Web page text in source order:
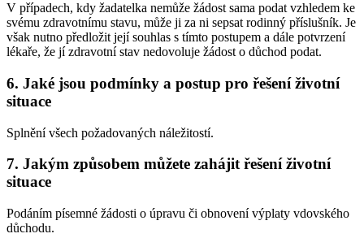
V případech, kdy žadatelka nemůže žádost sama podat vzhledem ke
svému zdravotnímu stavu, může ji za ni sepsat rodinný příslušník. Je
však nutno předložit její souhlas s tímto postupem a dále potvrzení
lékaře, že jí zdravotní stav nedovoluje žádost o důchod podat.
6. Jaké jsou podmínky a postup pro řešení životní
situace
Splnění všech požadovaných náležitostí.
7. Jakým způsobem můžete zahájit řešení životní
situace
Podáním písemné žádosti o úpravu či obnovení výplaty vdovského
důchodu.